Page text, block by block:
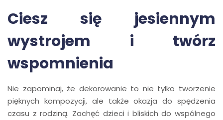
Ciesz się jesiennym
wystrojem i twórz
wspomnienia
Nie zapominaj, że dekorowanie to nie tylko tworzenie
pięknych kompozycji, ale także okazja do spędzenia
czasu z rodziną. Zachęć dzieci i bliskich do wspólnego